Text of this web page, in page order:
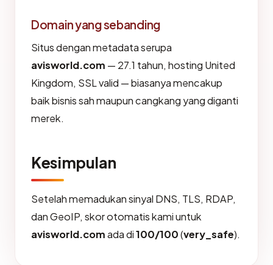
Domain yang sebanding
Situs dengan metadata serupa
avisworld.com — 27.1 tahun, hosting United
Kingdom, SSL valid — biasanya mencakup
baik bisnis sah maupun cangkang yang diganti
merek.
Kesimpulan
Setelah memadukan sinyal DNS, TLS, RDAP,
dan GeoIP, skor otomatis kami untuk
avisworld.comada di100/100(very_safe).